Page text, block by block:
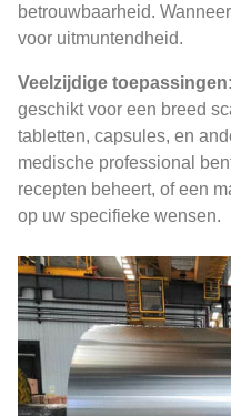
betrouwbaarheid.
voor uitmuntendheid.
Veelzijdige toepassingen:
geschikt voor een breed
tabletten, capsules, en
medische professional
recepten beheert, of een
op uw specifieke wensen.